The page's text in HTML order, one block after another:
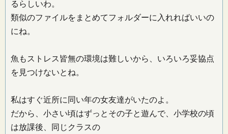
るらしいわ。
類似のファイルをまとめてフォルダーに入れればいいの
にね。
魚もストレス皆無の環境は難しいから、いろいろ妥協点
を見つけないとね。
私はすぐ近所に同い年の女友達がいたのよ。
だから、小さい頃はずっとその子と遊んで、小学校の頃
は放課後、同じクラスの